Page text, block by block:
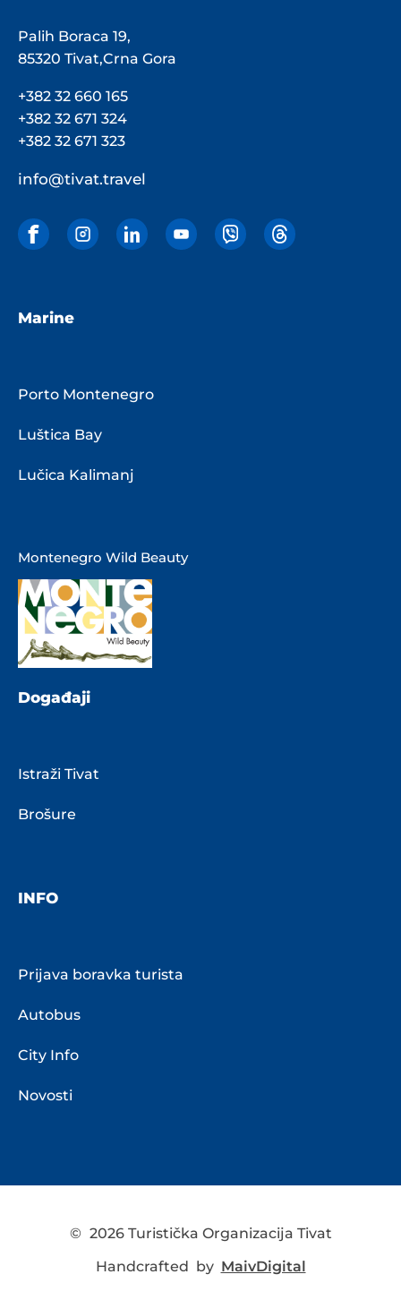
Palih Boraca 19,
85320 Tivat,Crna Gora
+382 32 660 165
+382 32 671 324
+382 32 671 323
info@tivat.travel
Marine
Porto Montenegro
Luštica Bay
Lučica Kalimanj
Montenegro Wild Beauty
Događaji
Istraži Tivat
Brošure
INFO
Prijava boravka turista
Autobus
City Info
Novosti
© 2026 Turistička Organizacija Tivat
Handcrafted by MaivDigital